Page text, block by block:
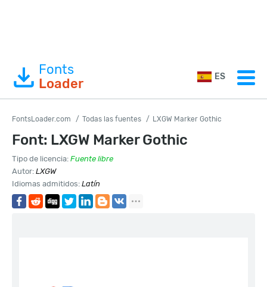
Fonts
Loader
ES
FontsLoader.com Todas las fuentes LXGW Marker Gothic
Font: LXGW Marker Gothic
Tipo de licencia: Fuente libre
Autor: LXGW
Idiomas admitidos: Latín